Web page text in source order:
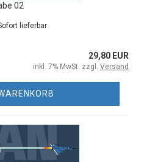
02
lieferbar
29,80 EUR
inkl. 7% MwSt. zzgl. Versand